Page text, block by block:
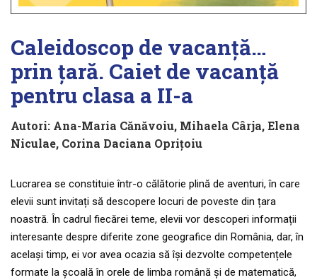
Caleidoscop de vacanță…
prin țară. Caiet de vacanță
pentru clasa a II-a
Autori: Ana-Maria Cănăvoiu, Mihaela Cârja,Elena
Niculae, Corina Daciana Oprițoiu
Lucrarea se constituie într-o călătorie plină de aventuri, în care
elevii sunt invitați să descopere locuri de poveste din țara
noastră. În cadrul fiecărei teme, elevii vor descoperi informații
interesante despre diferite zone geografice din România, dar, în
același timp, ei vor avea ocazia să își dezvolte competențele
formate la școală în orele de limba română și de matematică,